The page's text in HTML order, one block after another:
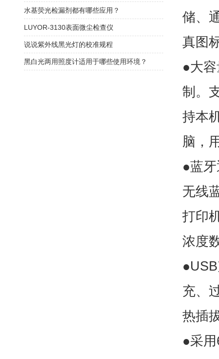
储、
真图
●大
制。
持本
脑，
●蓝
无线
打印
浓度
充、
热插
●采
水基荧光检漏剂都有哪些应用？
LUYOR-3130表面微尘检查仪
说说紫外线黑光灯的校准规程
黑白光两用照度计适用于哪些使用环境？